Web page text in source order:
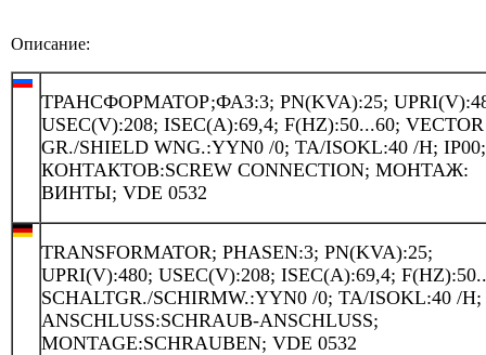
Описание:
ТРАНСФОРМАТОР;ФАЗ:3; PN(KVA):25;
USEC(V):208; ISEC(A):69,4; F(HZ):50...60; VECTOR
GR./SHIELD WNG.:YYN0 /0; TA/ISOKL:40 /H;
КОНТАКТОВ:SCREW CONNECTION; МОНТАЖ:
ВИНТЫ; VDE 0532
TRANSFORMATOR; PHASEN:3; PN(KVA):25;
UPRI(V):480; USEC(V):208; ISEC(A):69,4;
SCHALTGR./SCHIRMW.:YYN0 /0; TA/ISOKL:40 /H;
ANSCHLUSS:SCHRAUB-ANSCHLUSS;
MONTAGE:SCHRAUBEN; VDE 0532